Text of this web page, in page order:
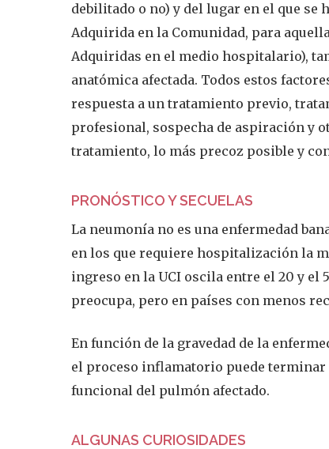
debilitado o no) y del lugar en el que se
Adquirida en la Comunidad, para
Adquiridas en el medio hospitalario),
anatómica afectada. Todos estos
respuesta a un tratamiento previo,
profesional, sospecha de aspiración y
tratamiento, lo más precoz posible y
PRONÓSTICO Y SECUELAS
La neumonía no es una enfermedad
en los que requiere hospitalización la
ingreso en la UCI oscila entre el 20 y el
preocupa, pero en países con menos
En función de la gravedad de la
el proceso inflamatorio puede
funcional del pulmón afectado.
ALGUNAS CURIOSIDADES